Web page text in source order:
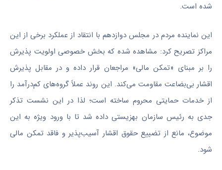
شده است.
این نماینده مردم در مجلس دوازدهم با انتقاد از عملکرد برخی از این
مراکز تصریح کرد: مشاهده شده که بخش خصوصی اولویت پذیرش
را بر مبنای «تمکن مالی» مراجعان قرار داده و در مقابل پذیرش
اقشار بی‌بضاعت مقاومت می‌کند. این روند عملاً گروه‌های کم‌درآمد را
از خدمات حمایتی محروم ساخته است؛ لذا در این نشست تذکر
جدی به رئیس سازمان بهزیستی داده شد تا با ورود ویژه به این
موضوع، مانع از تضییع حقوق اقشار آسیب‌پذیر و فاقد تمکن مالی
شود.